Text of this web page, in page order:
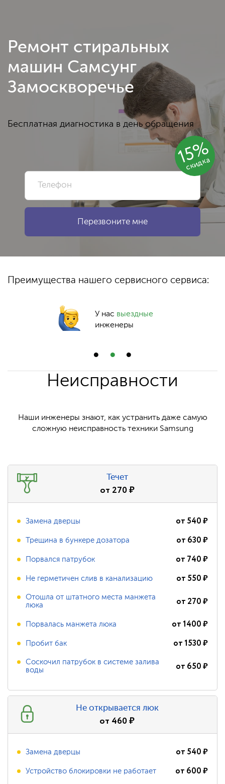
15%
скидка
Ремонт стиральных
машин Самсунг
Замоскворечье
Бесплатная диагностика в день обращения
Преимущества нашего сервисного сервиса:
У нас выездные
инженеры
Неисправности
Наши инженеры знают, как устранить даже самую
сложную неисправность техники Samsung
Течет
от 270₽
Замена дверцы от 540₽
Трещина в бункере дозатора от 630₽
Порвался патрубок от 740₽
Не герметичен слив в канализацию от 550₽
Отошла от штатного места манжета
люка
от 270₽
Порвалась манжета люка от1400₽
Пробит бак от1530₽
Соскочил патрубок в системе залива
воды
от 650₽
Не открывается люк
от 460₽
Замена дверцы от 540₽
Устройство блокировки не работает от 600₽